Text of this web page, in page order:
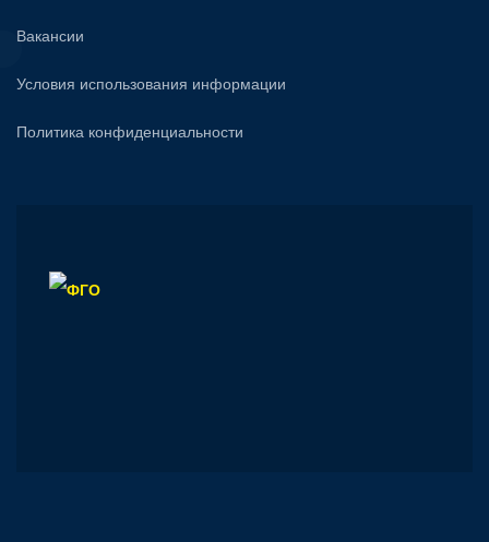
Вакансии
Условия использования информации
Политика конфиденциальности